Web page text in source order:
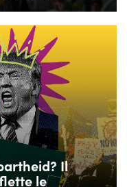
Il
le